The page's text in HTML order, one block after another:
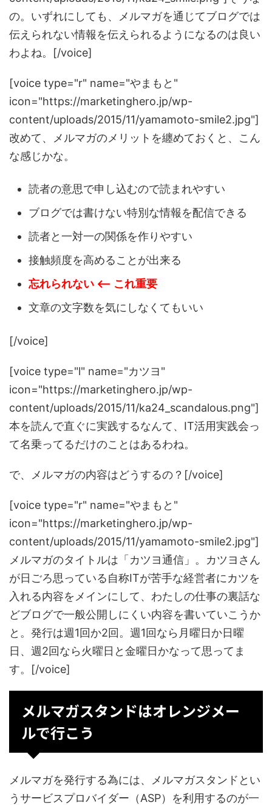
の。いずれにしても、メルマガを通じてブログでは
伝えられない情報を伝えられるようになるのは良い
わよね。[/voice]
[voice type="r" name="やまもと"
icon="https://marketinghero.jp/wp-
content/uploads/2015/11/yamamoto-smile2.jpg"]
改めて、メルマガのメリットを纏めておくと、こん
な感じかな。
読者の意思で申し込むので読まれやすい
ブログでは書けない特別な情報を配信できる
読者と一対一の関係を作りやすい
接触頻度を高めることが出来る
忘れられない <-- これ重要
文章の文字数を気にしなくてもいい
[/voice]
[voice type="l" name="カツヨ"
icon="https://marketinghero.jp/wp-
content/uploads/2015/11/ka24_scandalous.png"]
本を読んで直ぐに実践するなんて、IT活用実践会っ
て名乗ってるだけのことはあるわね。
で、メルマガの内容はどうするの？[/voice]
[voice type="r" name="やまもと"
icon="https://marketinghero.jp/wp-
content/uploads/2015/11/yamamoto-smile2.jpg"]
メルマガのタイトルは「カツヨ通信」。カツヨさん
が日ごろ思っている自称ITが苦手な経営者にカツを
入れる内容をメインにして、わたしの仕事の裏話な
どブログで一般公開しにくい内容を書いていこうか
と。発行は週1回か2回。週1回なら月曜日か日曜
日、週2回なら火曜日と金曜日かなって思ってま
す。[/voice]
メルマガスタンドはオレンジメー
ルで行こう
メルマガを発行する為には、メルマガスタンドとい
うサービスプロバイダー（ASP）を利用するのが一